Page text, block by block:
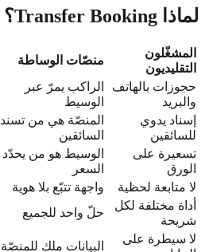
لماذا Transfer Booking؟
المشغّلون
التقليديون
منصّات الوساطة
حجوزات بالهاتف
والبريد
الراكب يمرّ عبر
الوسيط
إسناد يدوي
للسائقين
المنصّة هي من تسند
السائقين
تسعيرة على
الورق
الوسيط هو من يحدّد
السعر
لا متابعة لحظية
واجهة تتبّع بلا هوية
أداة مختلفة لكل
شريحة
حلّ واحد للجميع
لا سيطرة على
البيانات ملك للمنصّة